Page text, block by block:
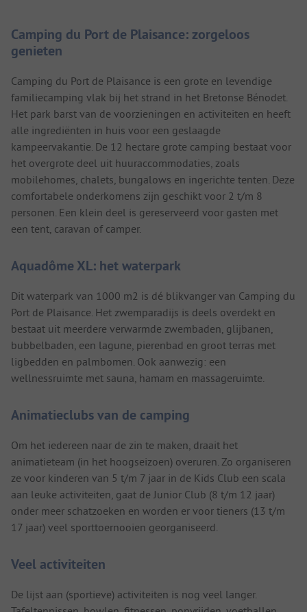
Camping du Port de Plaisance: zorgeloos
genieten
Camping du Port de Plaisance is een grote en levendige
familiecamping vlak bij het strand in het Bretonse Bénodet.
Het park barst van de voorzieningen en activiteiten en heeft
alle ingrediënten in huis voor een geslaagde
kampeervakantie. De 12 hectare grote camping bestaat voor
het overgrote deel uit huuraccommodaties, zoals
mobilehomes, chalets, bungalows en ingerichte tenten. Deze
comfortabele onderkomens zijn geschikt voor 2 t/m 8
personen. Een klein deel is gereserveerd voor gasten met
een tent, caravan of camper.
Aquadôme XL: het waterpark
Dit waterpark van 1000 m2 is dé blikvanger van Camping du
Port de Plaisance. Het zwemparadijs is deels overdekt en
bestaat uit meerdere verwarmde zwembaden, glijbanen,
bubbelbaden, een lagune, pierenbad en groot terras met
ligbedden en palmbomen. Ook aanwezig: een
wellnessruimte met sauna, hamam en massageruimte.
Animatieclubs van de camping
Om het iedereen naar de zin te maken, draait het
animatieteam (in het hoogseizoen) overuren. Zo organiseren
ze voor kinderen van 5 t/m 7 jaar in de Kids Club een scala
aan leuke activiteiten, gaat de Junior Club (8 t/m 12 jaar)
onder meer schatzoeken en worden er voor tieners (13 t/m
17 jaar) veel sporttoernooien georganiseerd.
Veel activiteiten
De lijst aan (sportieve) activiteiten is nog veel langer.